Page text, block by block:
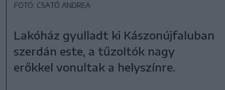
FOTÓ: CSATÓ ANDREA
Lakóház gyulladt ki Kászonújfaluban
szerdán este, a tűzoltók nagy
erőkkel vonultak a helyszínre.